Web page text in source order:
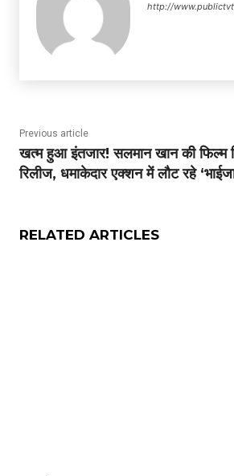
http://
Previous article
खत्म हुआ इंतजार! सलमान खान की फिल्म
रिलीज, धमाकेदार एक्शन में लौट रहे
RELATED ARTICLES